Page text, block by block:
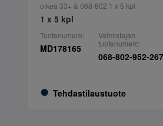
oikea 33+ & 068-802 1 x 5 kpl
1 x 5 kpl
Tuotenumero:
MD178165
Tehdastilaustuote
Valmistajan
tuotenumero:
068-802-952-267